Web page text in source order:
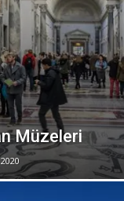
Müzeleri